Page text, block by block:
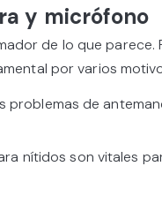
y micrófono
de lo que parece.
por varios
problemas de
nítidos son vitales